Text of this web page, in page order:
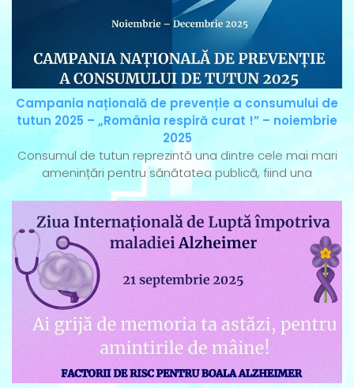
Campania națională de prevenție a consumului de
tutun 2025 – „România respiră curat !” – noiembrie
2025
Consumul de tutun reprezintă una dintre cele mai mari
amenințări pentru sănătatea publică, fiind una